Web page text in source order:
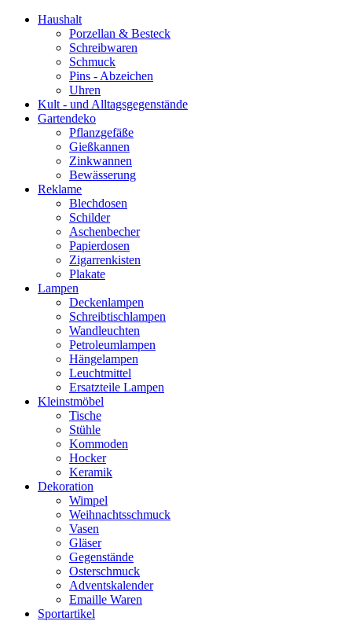
Haushalt
Porzellan & Besteck
Schreibwaren
Schmuck
Pins - Abzeichen
Uhren
Kult - und Alltagsgegenstände
Gartendeko
Pflanzgefäße
Gießkannen
Zinkwannen
Bewässerung
Reklame
Blechdosen
Schilder
Aschenbecher
Papierdosen
Zigarrenkisten
Plakate
Lampen
Deckenlampen
Schreibtischlampen
Wandleuchten
Petroleumlampen
Hängelampen
Leuchtmittel
Ersatzteile Lampen
Kleinstmöbel
Tische
Stühle
Kommoden
Hocker
Keramik
Dekoration
Wimpel
Weihnachtsschmuck
Vasen
Gläser
Gegenstände
Osterschmuck
Adventskalender
Emaille Waren
Sportartikel